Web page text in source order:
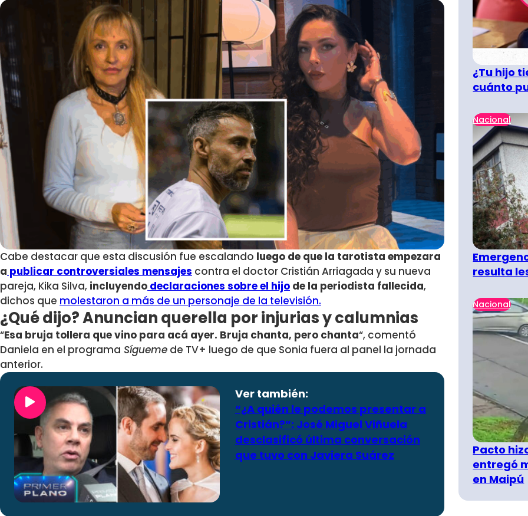
Cabe destacar que esta discusión fue escalando luego de que la tarotista empezara
a publicar controversiales mensajes contra el doctor Cristián Arriagada y su nueva
pareja, Kika Silva, incluyendo declaraciones sobre el hijo de la periodista fallecida,
dichos que molestaron a más de un personaje de la televisión.
¿Qué dijo? Anuncian querella por injurias y calumnias
“Esa bruja tollera que vino para acá ayer. Bruja chanta, pero chanta“, comentó
Daniela en el programa Sígueme de TV+ luego de que Sonia fuera al panel la jornada
anterior.
Ver también:
“¿A quién le podemos presentar a
Cristián?”: José Miguel Viñuela
desclasificó última conversación
que tuvo con Javiera Suárez
¿Tu hijo
cuánto
Nacional
resulta
Nacional
Pacto
entregó
en Maipú